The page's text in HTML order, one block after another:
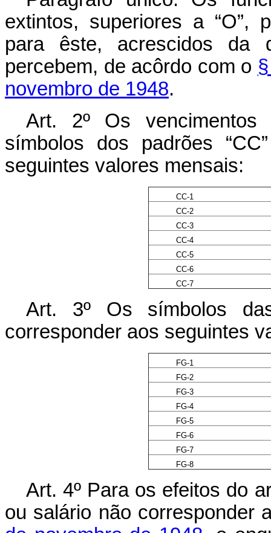
extintos, superiores a “O”,
para êste, acrescidos da
percebem, de acôrdo com o
novembro de 1948.
Art. 2º Os vencimentos
símbolos dos padrões
seguintes valores mensais:
CC-1
CC-2
CC-3
CC-4
CC-5
CC-6
CC-7
Art. 3º Os símbolos
corresponder aos seguintes
FG-1
FG-2
FG-3
FG-4
FG-5
FG-6
FG-7
FG-8
Art. 4º Para os efeitos do
ou salário não corresponder